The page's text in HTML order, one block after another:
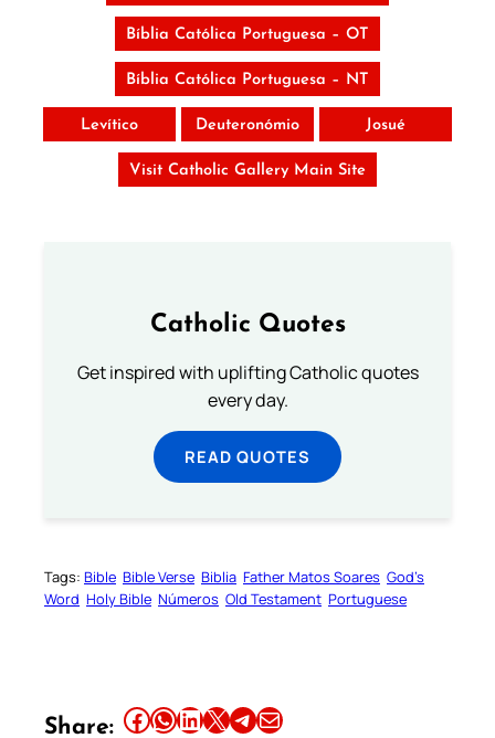
Bíblia Católica Portuguesa – OT
Bíblia Católica Portuguesa – NT
Levítico Deuteronómio Josué
Visit Catholic Gallery Main Site
Catholic Quotes
Get inspired with uplifting Catholic quotes
every day.
READ QUOTES
Tags: Bible Bible Verse Biblia Father Matos Soares God’s
Word Holy Bible Números Old Testament Portuguese
Share: Share this article on Facebook Share this article on WhatsApp Share this article on LinkedIn Share this article on X Share this article on TelegramEmail this Article